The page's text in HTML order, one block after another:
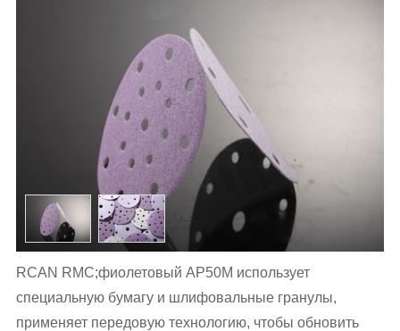
RCAN RMC;фиолетовый AP50M использует
специальную бумагу и шлифовальные гранулы,
применяет передовую технологию, чтобы обновить